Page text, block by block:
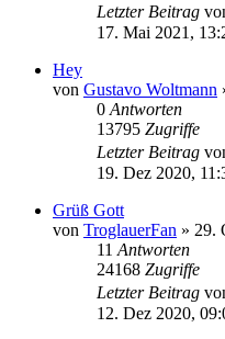
Letzter Beitrag
17. Mai 2021,
Hey
von Gustavo Woltmann
0 Antworten
13795 Zugriffe
Letzter Beitrag
19. Dez 2020,
Grüß Gott
von TroglauerFan » 29.
11 Antworten
24168 Zugriffe
Letzter Beitrag
12. Dez 2020,